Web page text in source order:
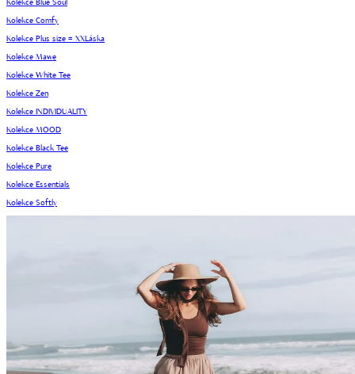
Kolekce Comfy
Kolekce Plus size = XXLáska
Kolekce Mawe
Kolekce White Tee
Kolekce Zen
Kolekce INDIVIDUALITY
Kolekce MOOD
Kolekce Black Tee
Kolekce Pure
Kolekce Essentials
Kolekce Softly